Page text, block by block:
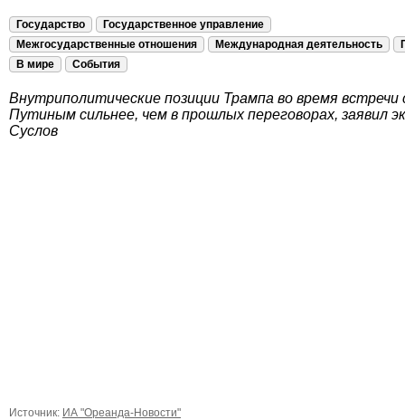
Государство
Государственное управление
Межгосударственные отношения
Международная деятельность
В мире
События
Внутриполитические позиции Трампа во время встречи
Путиным сильнее, чем в прошлых переговорах, заявил
Суслов
Источник: ИА "Ореанда-Новости"